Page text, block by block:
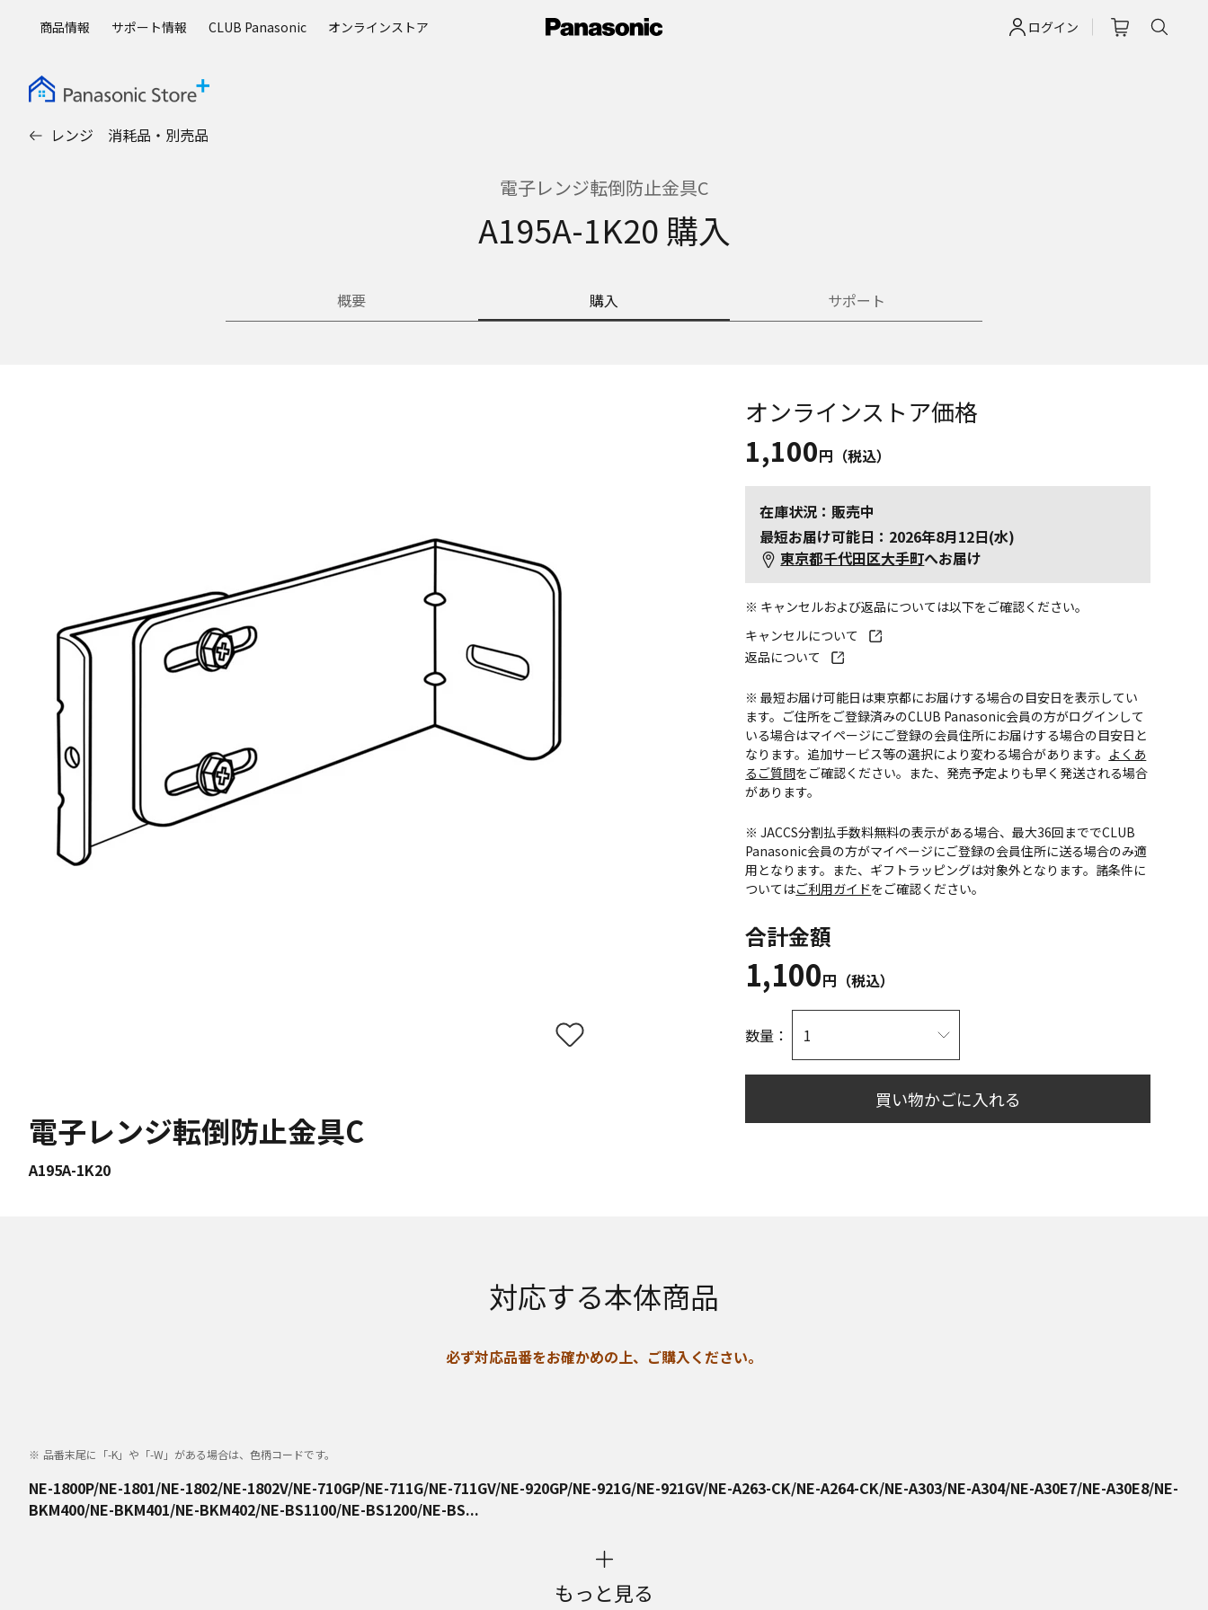
ログイン
商品情報 サポート情報 CLUB Panasonic オンラインストア
レンジ 消耗品・別売品
電子レンジ転倒防止金具C
A195A-1K20 購入
概要 購入 サポート
電子レンジ転倒防止金具C
A195A-1K20
オンラインストア価格
1,100円（税込）
在庫状況：販売中
最短お届け可能日：2026年8月12日(水)
東京都千代田区大手町へお届け
※ キャンセルおよび返品については以下をご確認ください。
キャンセルについて
返品について
※ 最短お届け可能日は東京都にお届けする場合の目安日を表示してい
ます。ご住所をご登録済みのCLUB Panasonic会員の方がログインして
いる場合はマイページにご登録の会員住所にお届けする場合の目安日と
なります。追加サービス等の選択により変わる場合があります。 よくあ
るご質問をご確認ください。また、発売予定よりも早く発送される場合
があります。
※ JACCS分割払手数料無料の表示がある場合、最大36回まででCLUB
Panasonic会員の方がマイページにご登録の会員住所に送る場合のみ適
用となります。また、ギフトラッピングは対象外となります。諸条件に
ついてはご利用ガイドをご確認ください。
合計金額
1,100円（税込）
数量：
買い物かごに入れる
対応する本体商品
必ず対応品番をお確かめの上、ご購入ください。
品番末尾に「-K」や「-W」がある場合は、色柄コードです。
NE-1800P/NE-1801/NE-1802/NE-1802V/NE-710GP/NE-711G/NE-711GV/NE-920GP/NE-921G/NE-921GV/NE-A263-CK/NE-A264-CK/NE-A303/NE-A304/NE-A30E7/NE-A30E8/NE-
BKM400/NE-BKM401/NE-BKM402/NE-BS1100/NE-BS1200/NE-BS...
もっと見る